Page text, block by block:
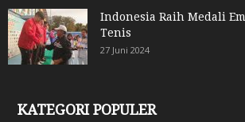
Indonesia Raih Medali
Tenis
27 Juni 2024
KATEGORI POPULER